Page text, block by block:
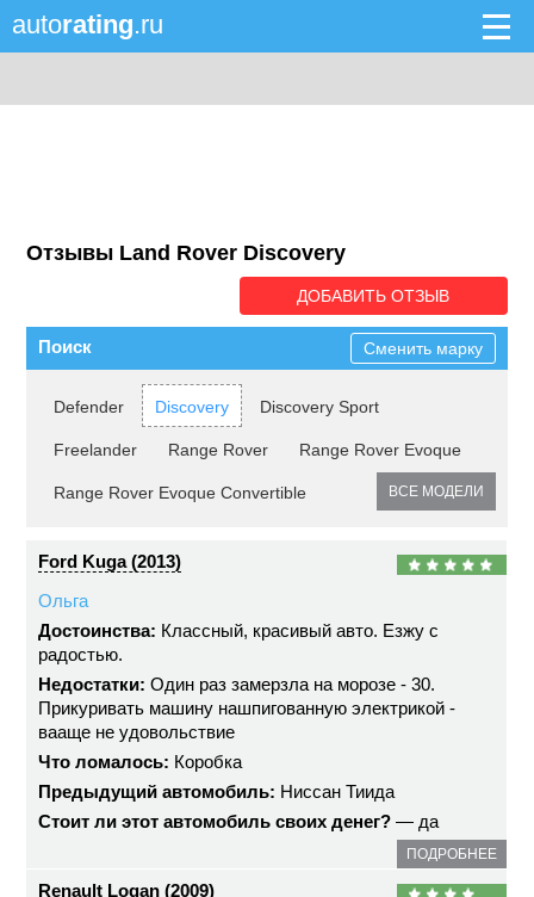
autorating.ru
Отзывы Land Rover Discovery
ДОБАВИТЬ ОТЗЫВ
Поиск Сменить марку
Defender Discovery Discovery Sport
Freelander Range Rover Range Rover Evoque
Range Rover Evoque Convertible ВСЕ МОДЕЛИ
Ford Kuga (2013)
Ольга
Достоинства: Классный, красивый авто. Езжу с
радостью.
Недостатки: Один раз замерзла на морозе - 30.
Прикуривать машину нашпигованную электрикой -
вааще не удовольствие
Что ломалось: Коробка
Предыдущий автомобиль: Ниссан Тиида
Стоит ли этот автомобиль своих денег? — да
ПОДРОБНЕЕ
Renault Logan (2009)